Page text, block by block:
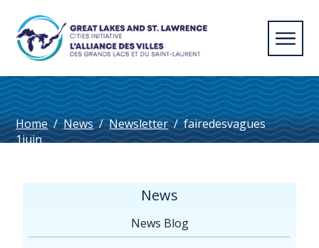
Home / News / Newsletter / fairedesvagues
1juin
News
News Blog